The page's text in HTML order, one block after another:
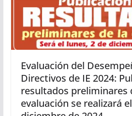
Evaluación del
Directivos de IE 2024:
resultados preliminares
evaluación se realizará